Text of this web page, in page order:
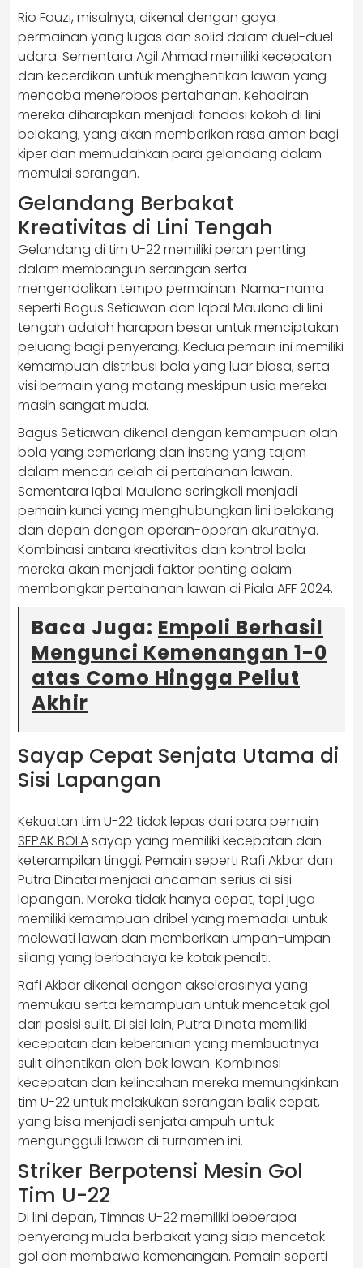
Rio Fauzi, misalnya, dikenal dengan gaya
permainan yang lugas dan solid dalam duel-duel
udara. Sementara Agil Ahmad memiliki kecepatan
dan kecerdikan untuk menghentikan lawan yang
mencoba menerobos pertahanan. Kehadiran
mereka diharapkan menjadi fondasi kokoh di lini
belakang, yang akan memberikan rasa aman bagi
kiper dan memudahkan para gelandang dalam
memulai serangan.
Gelandang Berbakat
Kreativitas di Lini Tengah
Gelandang di tim U-22 memiliki peran penting
dalam membangun serangan serta
mengendalikan tempo permainan. Nama-nama
seperti Bagus Setiawan dan Iqbal Maulana di lini
tengah adalah harapan besar untuk menciptakan
peluang bagi penyerang. Kedua pemain ini memiliki
kemampuan distribusi bola yang luar biasa, serta
visi bermain yang matang meskipun usia mereka
masih sangat muda.
Bagus Setiawan dikenal dengan kemampuan olah
bola yang cemerlang dan insting yang tajam
dalam mencari celah di pertahanan lawan.
Sementara Iqbal Maulana seringkali menjadi
pemain kunci yang menghubungkan lini belakang
dan depan dengan operan-operan akuratnya.
Kombinasi antara kreativitas dan kontrol bola
mereka akan menjadi faktor penting dalam
membongkar pertahanan lawan di Piala AFF 2024.
Baca Juga: Empoli Berhasil
Mengunci Kemenangan 1-0
atas Como Hingga Peliut
Akhir
Sayap Cepat Senjata Utama di
Sisi Lapangan
Kekuatan tim U-22 tidak lepas dari para pemain
SEPAK BOLAsayap yang memiliki kecepatan dan
keterampilan tinggi. Pemain seperti Rafi Akbar dan
Putra Dinata menjadi ancaman serius di sisi
lapangan. Mereka tidak hanya cepat, tapi juga
memiliki kemampuan dribel yang memadai untuk
melewati lawan dan memberikan umpan-umpan
silang yang berbahaya ke kotak penalti.
Rafi Akbar dikenal dengan akselerasinya yang
memukau serta kemampuan untuk mencetak gol
dari posisi sulit. Di sisi lain, Putra Dinata memiliki
kecepatan dan keberanian yang membuatnya
sulit dihentikan oleh bek lawan. Kombinasi
kecepatan dan kelincahan mereka memungkinkan
tim U-22 untuk melakukan serangan balik cepat,
yang bisa menjadi senjata ampuh untuk
mengungguli lawan di turnamen ini.
Striker Berpotensi Mesin Gol
Tim U-22
Di lini depan, Timnas U-22 memiliki beberapa
penyerang muda berbakat yang siap mencetak
gol dan membawa kemenangan. Pemain seperti